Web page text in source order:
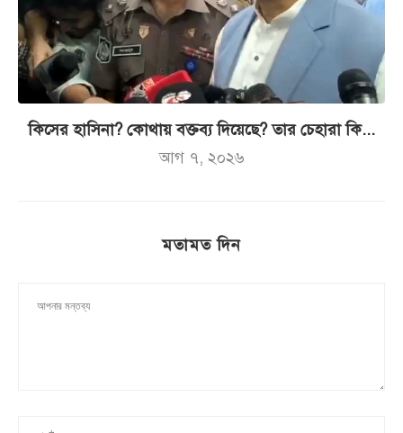
কিসের হাসিনা? কোথায় বক্তব্য দিয়েছে? তার চেহারা কি...
আগ ৭, ২০২৬
মতামত দিন